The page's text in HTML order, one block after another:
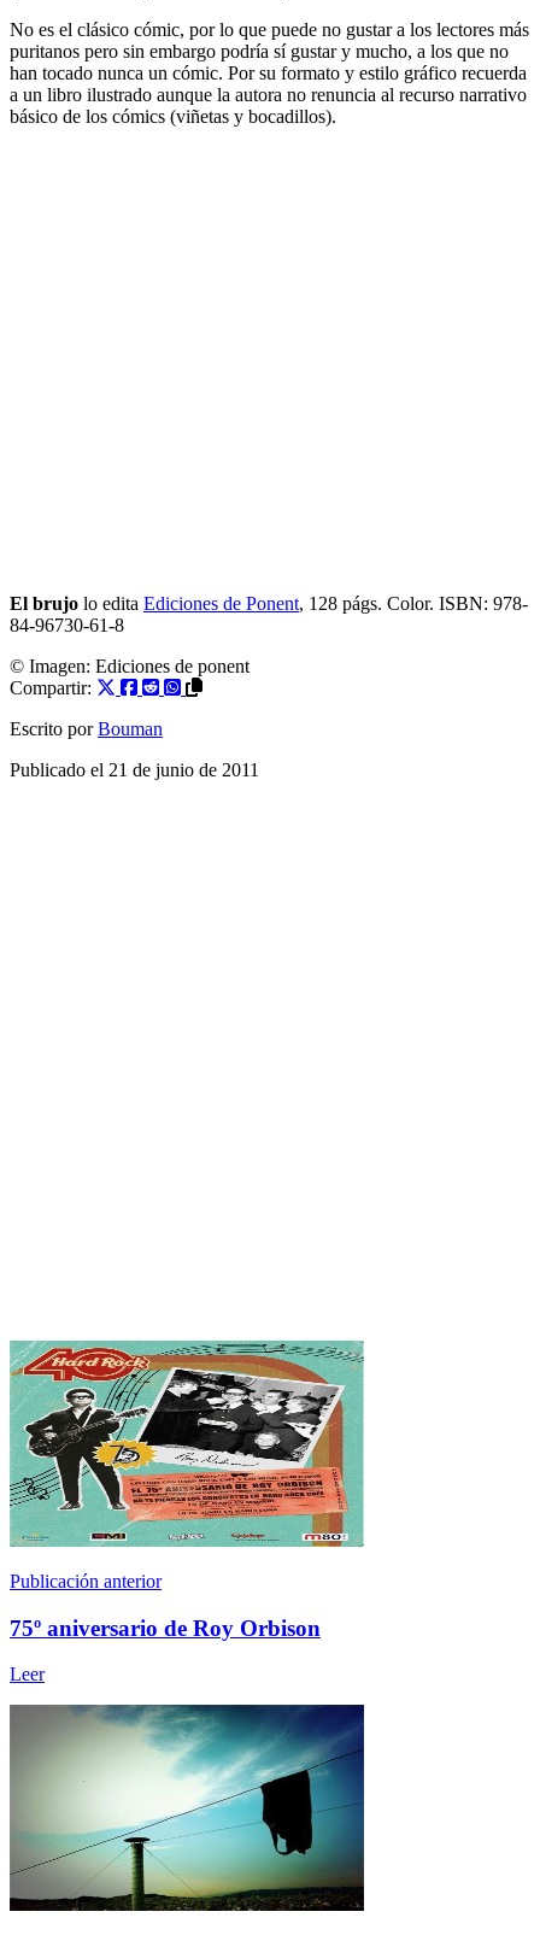
No es el clásico cómic, por lo que puede no gustar a los lectores más
puritanos pero sin embargo podría sí gustar y mucho, a los que no
han tocado nunca un cómic. Por su formato y estilo gráfico recuerda
a un libro ilustrado aunque la autora no renuncia al recurso narrativo
básico de los cómics (viñetas y bocadillos).
El brujo lo edita Ediciones de Ponent, 128 págs. Color. ISBN: 978-
84-96730-61-8
© Imagen: Ediciones de ponent
Compartir:
Escrito por Bouman
Publicado el 21 de junio de 2011
Publicación anterior
75º aniversario de Roy Orbison
Leer